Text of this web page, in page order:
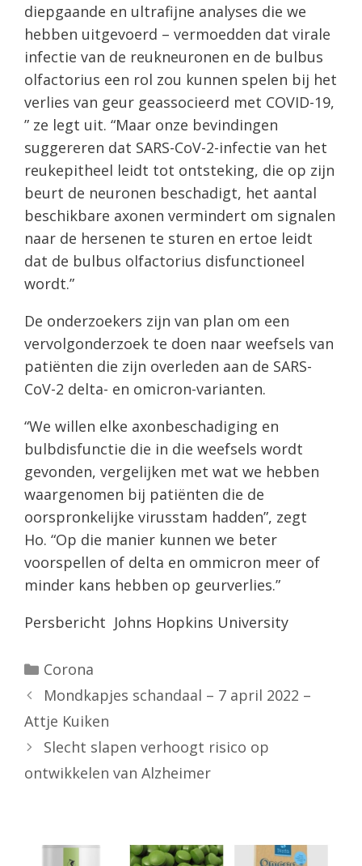
diepgaande en ultrafijne analyses die we
hebben uitgevoerd – vermoedden dat virale
infectie van de reukneuronen en de bulbus
olfactorius een rol zou kunnen spelen bij het
verlies van geur geassocieerd met COVID-19,
” ze legt uit. “Maar onze bevindingen
suggereren dat SARS-CoV-2-infectie van het
reukepitheel leidt tot ontsteking, die op zijn
beurt de neuronen beschadigt, het aantal
beschikbare axonen vermindert om signalen
naar de hersenen te sturen en ertoe leidt
dat de bulbus olfactorius disfunctioneel
wordt.”
De onderzoekers zijn van plan om een ​​
vervolgonderzoek te doen naar weefsels van
patiënten die zijn overleden aan de SARS-
CoV-2 delta- en omicron-varianten.
“We willen elke axonbeschadiging en
bulbdisfunctie die in die weefsels wordt
gevonden, vergelijken met wat we hebben
waargenomen bij patiënten die de
oorspronkelijke virusstam hadden”, zegt
Ho. “Op die manier kunnen we beter
voorspellen of delta en ommicron meer of
minder kans hebben op geurverlies.”
Persbericht Johns Hopkins University
Categorieën
Corona
Mondkapjes schandaal – 7 april 2022 –
Attje Kuiken
Slecht slapen verhoogt risico op
ontwikkelen van Alzheimer